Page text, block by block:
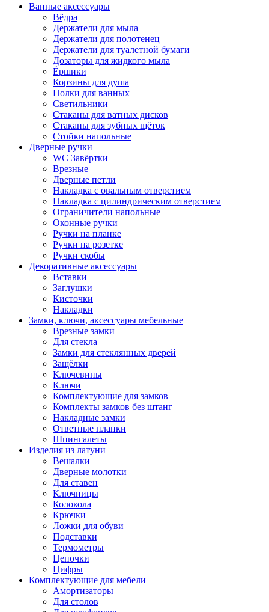
Ванные аксессуары
Вёдра
Держатели для мыла
Держатели для полотенец
Держатели для туалетной бумаги
Дозаторы для жидкого мыла
Ёршики
Корзины для душа
Полки для ванных
Светильники
Стаканы для ватных дисков
Стаканы для зубных щёток
Стойки напольные
Дверные ручки
WC Завёртки
Врезные
Дверные петли
Накладка с овальным отверстием
Накладка с цилиндрическим отверстием
Ограничители напольные
Оконные ручки
Ручки на планке
Ручки на розетке
Ручки скобы
Декоративные аксессуары
Вставки
Заглушки
Кисточки
Накладки
Замки, ключи, аксессуары мебельные
Врезные замки
Для стекла
Замки для стеклянных дверей
Защёлки
Ключевины
Ключи
Комплектующие для замков
Комплекты замков без штанг
Накладные замки
Ответные планки
Шпингалеты
Изделия из латуни
Вешалки
Дверные молотки
Для ставен
Ключницы
Колокола
Крючки
Ложки для обуви
Подставки
Термометры
Цепочки
Цифры
Комплектующие для мебели
Амортизаторы
Для столов